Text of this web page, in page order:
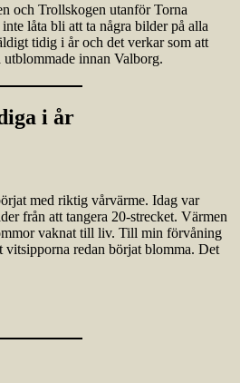
och Trollskogen utanför Torna
låta bli att ta några bilder på alla
tidig i år och det verkar som att
innan Valborg.
i år
med riktig vårvärme. Idag var
från att tangera 20-strecket. Värmen
vaknat till liv. Till min förvåning
vitsipporna redan börjat blomma. Det